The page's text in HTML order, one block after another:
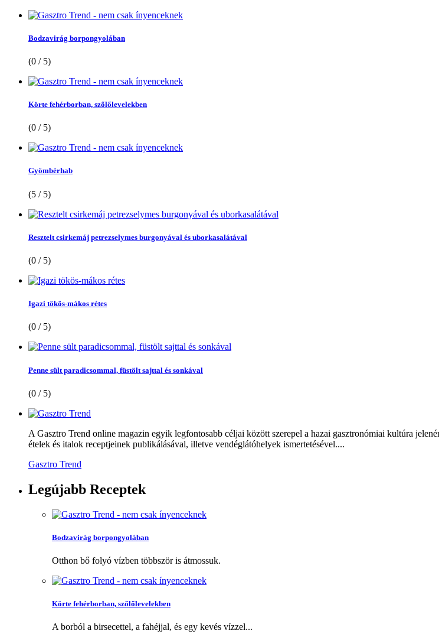
Bodzavirág borpongyolában
(0 / 5)
Körte fehérborban, szőlőlevelekben
(0 / 5)
Gyömbérhab
(5 / 5)
Resztelt csirkemáj petrezselymes burgonyával és uborkasalátával
(0 / 5)
Igazi tökös-mákos rétes
(0 / 5)
Penne sült paradicsommal, füstölt sajttal és sonkával
(0 / 5)
A Gasztro Trend online magazin egyik legfontosabb céljai között szerepel a hazai gasztronómiai kultúra
ételek és italok receptjeinek publikálásával, illetve vendéglátóhelyek ismertetésével....
Gasztro Trend
Legújabb Receptek
Bodzavirág borpongyolában
Otthon bő folyó vízben többször is átmossuk.
Körte fehérborban, szőlőlevelekben
A borból a birsecettel, a fahéjjal, és egy kevés vízzel...